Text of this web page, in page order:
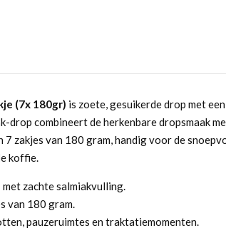
(7x 180gr) is zoete, gesuikerde drop met
drop combineert de herkenbare dropsmaak
7 zakjes van 180 gram, handig voor de
koffie.
zachte salmiakvulling.
van 180 gram.
pauzeruimtes en traktatiemomenten.